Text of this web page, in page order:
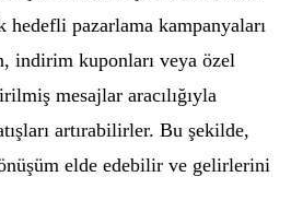
hedefli pazarlama kampanyaları
indirim kuponları veya özel
mesajlar aracılığıyla
artırabilirler. Bu şekilde,
elde edebilir ve gelirlerini